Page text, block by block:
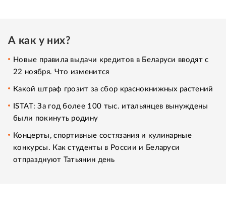
А как у них?
Новые правила выдачи кредитов в Беларуси вводят с
22 ноября. Что изменится
Какой штраф грозит за сбор краснокнижных растений
ISTAT: За год более 100 тыс. итальянцев вынуждены
были покинуть родину
Концерты, спортивные состязания и кулинарные
конкурсы. Как студенты в России и Беларуси
отпразднуют Татьянин день